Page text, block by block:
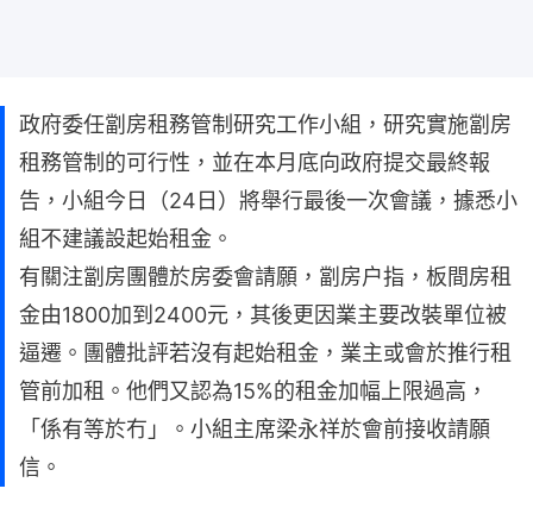
政府委任劏房租務管制研究工作小組，研究實施劏房
租務管制的可行性，並在本月底向政府提交最終報
告，小組今日（24日）將舉行最後一次會議，據悉小
組不建議設起始租金。
有關注劏房團體於房委會請願，劏房户指，板間房租
金由1800加到2400元，其後更因業主要改裝單位被
逼遷。團體批評若沒有起始租金，業主或會於推行租
管前加租。他們又認為15%的租金加幅上限過高，
「係有等於冇」。小組主席梁永祥於會前接收請願
信。